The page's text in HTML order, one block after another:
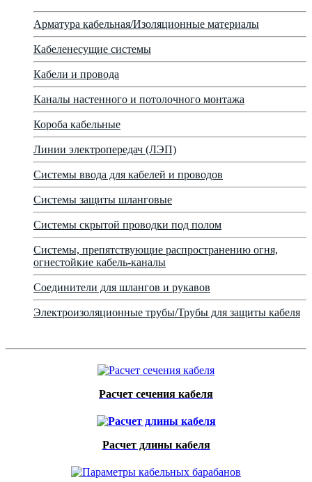
Арматура кабельная/Изоляционные материалы
Кабеленесущие системы
Кабели и провода
Каналы настенного и потолочного монтажа
Короба кабельные
Линии электропередач (ЛЭП)
Системы ввода для кабелей и проводов
Системы защиты шланговые
Системы скрытой проводки под полом
Системы, препятствующие распространению огня,
огнестойкие кабель-каналы
Соединители для шлангов и рукавов
Электроизоляционные трубы/Трубы для защиты кабеля
Расчет сечения кабеля
Расчет длины кабеля